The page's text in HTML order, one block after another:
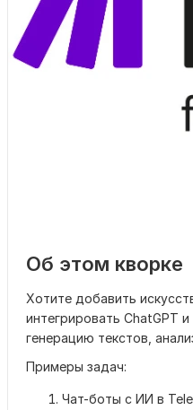
Об этом кворке
Хотите добавить
интегрировать ChatGPT
генерацию текстов,
Примеры задач:
Чат-боты с ИИ в